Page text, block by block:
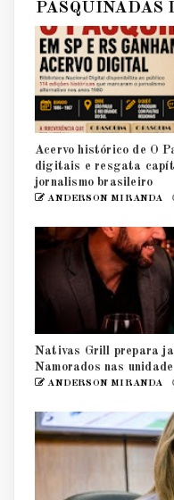
PASQUINADAS
Acervo histórico de O
digitais e resgata
jornalismo brasileiro
ANDERSON MIRANDA
Nativas Grill prepara
Namorados nas
ANDERSON MIRANDA